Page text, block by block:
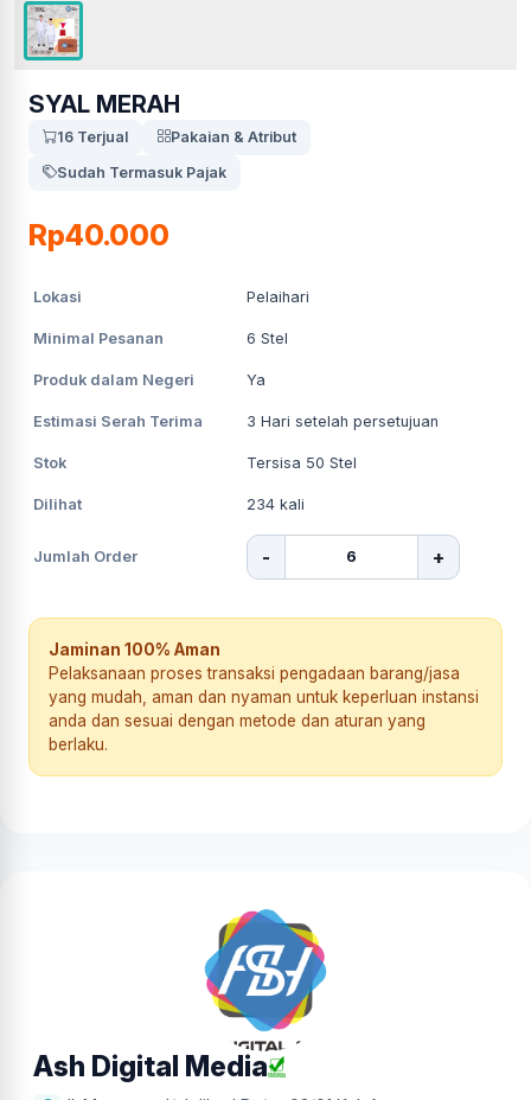
SYAL MERAH
16 Terjual
Pakaian & Atribut
Sudah Termasuk Pajak
Rp40.000
Lokasi Pelaihari
Minimal Pesanan 6 Stel
Produk dalam Negeri Ya
Estimasi Serah Terima 3 Hari setelah persetujuan
Stok Tersisa 50 Stel
Dilihat 234 kali
Jumlah Order - +
Jaminan 100% Aman
Pelaksanaan proses transaksi pengadaan barang/jasa
yang mudah, aman dan nyaman untuk keperluan instansi
anda dan sesuai dengan metode dan aturan yang
berlaku.
Ash Digital Media